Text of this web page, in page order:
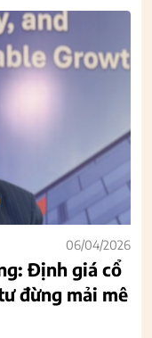
06/04/2026
Định giá cổ
đừng mải mê